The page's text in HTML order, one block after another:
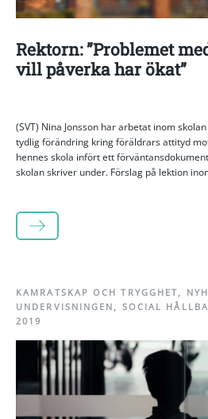
Rektorn: ”Problemet
vill påverka har ökat”
(SVT) Nina Jonsson har arbetat inom
tydlig förändring kring föräldrars attityd
hennes skola infört ett
skolan skriver under. Förslag på lektion
LÄS MER
KAMRATSKAP OCH TRYGGHET,
UNDERVISNINGEN , SOCIAL
2019